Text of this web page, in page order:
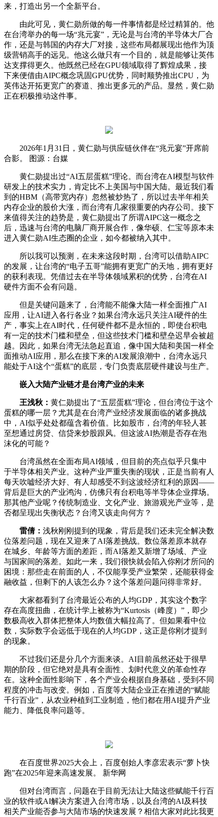
来，打造出另一个全新平台。
由此可见，黄仁勋所做的每一件事情都是经过精算的。他
在台湾举办的每一场“兆元宴”，无论是与台湾的半导体大厂合
作，还是与韩国的内存大厂对接，这些布局都展现出他作为顶
级营销高手的远见。他这么做只有一个目的，就是能够让英伟
达支撑得更久。他既然已经在GPU领域取得了辉煌成果，接
下来便借由AIPC概念巩固GPU优势，同时顺势推出CPU，为
英伟达开拓更宽广的赛道、推出更多元的产品。显然，黄仁勋
正在积极推动这件事。
2026年1月31日，黄仁勋与供应链伙伴在“兆元宴”开席前
合影。 图源：台媒
黄仁勋提出过“AI五层蛋糕”理论。而台湾在AI模型与软件
研发上的技术实力，肯定比不上美国与中国大陆。最近我们看
到的HBM（高带宽内存）忽然被炒热了，所以过去半年相关
内存企业的股价大涨，而台湾有几家很重要的内存公司。接下
来值得关注的趋势是，黄仁勋提出了所谓AIPC这一概念之
后，迅速与台湾的电脑厂商开展合作，像华硕、仁宝等原本未
进入黄仁勋AI生态圈的企业，如今都被纳入其中。
所以我可以预测，在未来这段时期，台湾可以借助AIPC
的发展，让台湾的“电子五哥”能拥有更宽广的天地，拥有更好
的获利表现。凭借过去在半导体领域累积的优势，台湾在AI
硬件方面不会有问题。
但是关键问题来了，台湾能不能像大陆一样全面推广AI
应用，让AI进入各行各业？如果台湾永远只关注AI硬件的生
产，事实上在AI时代，任何硬件都不是永恒的，即使台积电
有一定的技术门槛和壁垒，但这些技术门槛和壁垒迟早会被超
越。因此，如果台湾无法急起直追，像中国大陆和美国一样全
面推动AI应用，那么在接下来的AI发展浪潮中，台湾永远只
能处于AI这个“蛋糕”的底层，专门负责底层硬件建设与生产。
嵌入大陆产业链才是台湾产业的未来
王浅秋： 黄仁勋提出了“五层蛋糕”理论，但台湾位于这个
蛋糕的哪一层？尤其是在台湾产业经济发展面临的诸多挑战
中，AI似乎处处都蕴含着价值。比如股市，台湾的年轻人甚
至想通过房贷、信贷来炒股跟风。但这波AI热潮是否存在泡
沫化的可能？
台湾虽然在全面布局AI领域，但目前的亮点似乎只集中
于半导体相关产业。这种产业严重失衡的现状，正是当前有人
每天吹嘘经济大好、有人却感受不到这波经济红利的原因——
背后是巨大的产业鸿沟，仿佛只有台积电等半导体企业撑场。
那其他产业呢？传统制造业、文化产业、旅游观光产业等，是
否都呈现出失衡状态？台湾又该走向何方？
雷倩： 浅秋刚刚提到的现象，背后是我们还未完全解决数
位落差问题，现在又迎来了AI落差挑战。数位落差原本就存
在城乡、年龄等方面的差距，而AI落差又新增了场域、产业
与国家间的落差。如此一来，我们很快就会陷入你刚才所问的
困境：那些走在前面的人，不仅能享受产业繁荣，还能获得金
融收益，但剩下的人该怎么办？这个落差问题问得非常好。
大家都看到了台湾最近公布的人均GDP，其实这个数字
存在高度扭曲，在统计学上被称为“Kurtosis（峰度）”，即少
数极高收入群体把整体人均数值大幅拉高了。但如果看中位
数，实际数字会远低于现在的人均GDP，这正是你刚才提到
的现象。
不过我们还是分几个方面来谈。AI目前虽然还处于很早
期的阶段，但它绝对是具有全面性、划时代意义的革命性存
在。这种全面性影响下，各个产业会根据自身基础，受到不同
程度的冲击与改变。例如，百度等大陆企业正在推进的“赋能
千行百业”，从农业种植到工业制造，他们都在用AI提升产业
能力、降低良率问题等。
在百度世界2025大会上，百度创始人李彦宏表示“萝卜快
跑”在2025年迎来高速发展。 新华网
但对台湾而言，问题在于目前无法让大陆这些赋能千行百
业的软件或AI解决方案进入台湾市场，以及台湾的AI及科技
相关产业能否参与大陆市场的快速发展？相信大家对此比我更